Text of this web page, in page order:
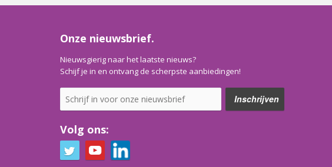
Onze nieuwsbrief.
Nieuwsgierig naar het laatste nieuws?
Schijf je in en ontvang de scherpste aanbiedingen!
Volg ons: